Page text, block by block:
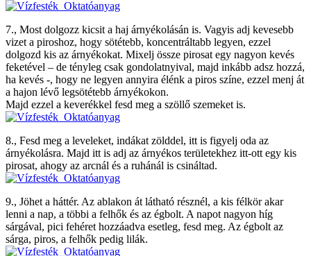
7., Most dolgozz kicsit a haj árnyékolásán is. Vagyis adj kevesebb
vizet a piroshoz, hogy sötétebb, koncentráltabb legyen, ezzel
dolgozd kis az árnyékokat. Mixelj össze pirosat egy nagyon kevés
feketével – de tényleg csak gondolatnyival, majd inkább adsz hozzá,
ha kevés -, hogy ne legyen annyira élénk a piros színe, ezzel menj át
a hajon lévő legsötétebb árnyékokon.
Majd ezzel a keverékkel fesd meg a szöllő szemeket is.
8., Fesd meg a leveleket, indákat zölddel, itt is figyelj oda az
árnyékolásra. Majd itt is adj az árnyékos területekhez itt-ott egy kis
pirosat, ahogy az arcnál és a ruhánál is csináltad.
9., Jöhet a háttér. Az ablakon át látható résznél, a kis félkör akar
lenni a nap, a többi a felhők és az égbolt. A napot nagyon híg
sárgával, pici fehéret hozzáadva esetleg, fesd meg. Az égbolt az
sárga, piros, a felhők pedig lilák.